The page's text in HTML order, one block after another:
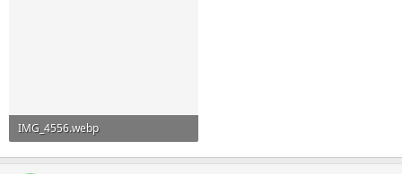
IMG_4556.webp
76,8 KB · Просмотры: 27